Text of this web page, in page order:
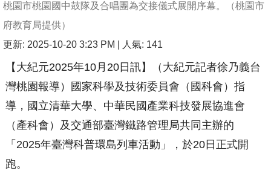
桃園市桃園國中鼓隊及合唱團為交接儀式展開序幕。（桃園市
府教育局提供）
更新: 2025-10-20 3:23 PM
| 人氣: 141
【大紀元2025年10月20日訊】（大紀元記者徐乃義台
灣桃園報導）國家科學及技術委員會（國科會）指
導，國立清華大學、中華民國產業科技發展協進會
（產科會）及交通部臺灣鐵路管理局共同主辦的
「2025年臺灣科普環島列車活動」，於20日正式開
跑。